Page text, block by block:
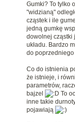
Gumki? To tylko
"widzianą"
cząstek i ile
jedną gumkę
dowolnej cząstki
układu. Bardzo
do
Co do istnienia
że istnieje, i
parametrów,
bajzel
To
inne takie
pojawiają